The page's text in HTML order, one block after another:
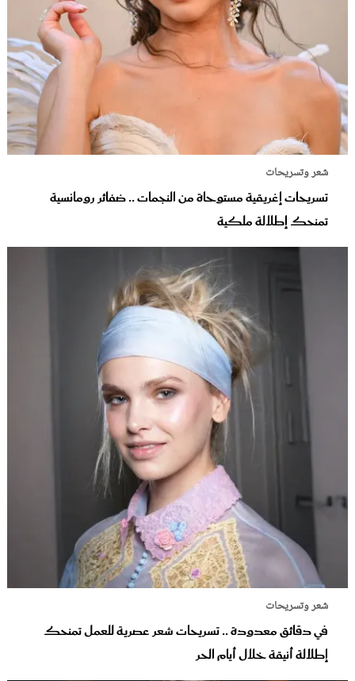
شعر وتسريحات
تسريحات إغريقية مستوحاة من النجمات .. ضفائر رومانسية
تمنحك إطلالة ملكية
شعر وتسريحات
في دقائق معدودة .. تسريحات شعر عصرية للعمل تمنحك
إطلالة أنيقة خلال أيام الحر